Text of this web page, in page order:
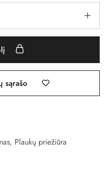
sąrašo
, Plaukų priežiūra